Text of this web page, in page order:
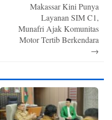
Makassar Kini Punya
Layanan SIM C1,
Munafri Ajak Komunitas
Motor Tertib Berkendara
→